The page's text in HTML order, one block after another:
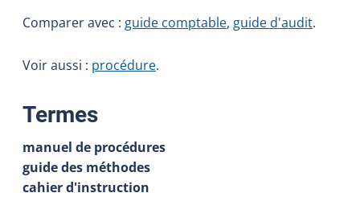
Comparer avec : guide comptable, guide d'audit.
Voir aussi : procédure.
Termes:
manuel de procédures
guide des méthodes
cahier d'instruction